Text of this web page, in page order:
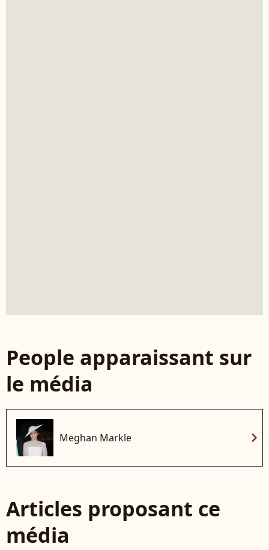
People apparaissant sur
le média
Meghan Markle chevron_right
Articles proposant ce
média